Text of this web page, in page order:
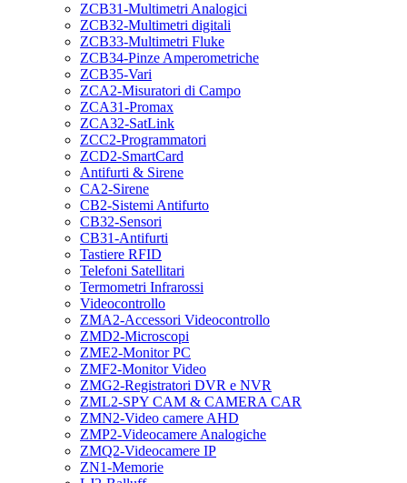
ZCB31-Multimetri Analogici
ZCB32-Multimetri digitali
ZCB33-Multimetri Fluke
ZCB34-Pinze Amperometriche
ZCB35-Vari
ZCA2-Misuratori di Campo
ZCA31-Promax
ZCA32-SatLink
ZCC2-Programmatori
ZCD2-SmartCard
Antifurti & Sirene
CA2-Sirene
CB2-Sistemi Antifurto
CB32-Sensori
CB31-Antifurti
Tastiere RFID
Telefoni Satellitari
Termometri Infrarossi
Videocontrollo
ZMA2-Accessori Videocontrollo
ZMD2-Microscopi
ZME2-Monitor PC
ZMF2-Monitor Video
ZMG2-Registratori DVR e NVR
ZML2-SPY CAM & CAMERA CAR
ZMN2-Video camere AHD
ZMP2-Videocamere Analogiche
ZMQ2-Videocamere IP
ZN1-Memorie